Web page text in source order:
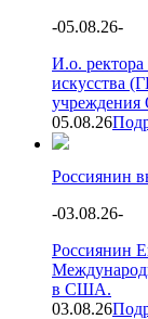
-05.08.26-
И.о. ректора
искусства
учреждения
05.08.26
Россиянин
-03.08.26-
Россиянин
в США.
03.08.26